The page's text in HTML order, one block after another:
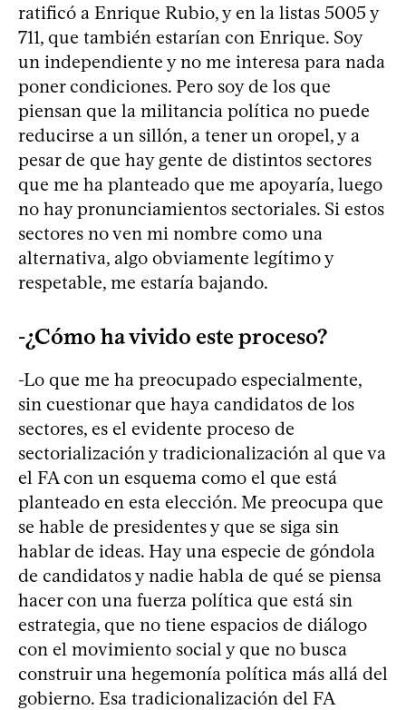
ratificó a Enrique Rubio, y en la listas 5005 y
711, que también estarían con Enrique. Soy
un independiente y no me interesa para nada
poner condiciones. Pero soy de los que
piensan que la militancia política no puede
reducirse a un sillón, a tener un oropel, y a
pesar de que hay gente de distintos sectores
que me ha planteado que me apoyaría, luego
no hay pronunciamientos sectoriales. Si estos
sectores no ven mi nombre como una
alternativa, algo obviamente legítimo y
respetable, me estaría bajando.
-¿Cómo ha vivido este proceso?
-Lo que me ha preocupado especialmente,
sin cuestionar que haya candidatos de los
sectores, es el evidente proceso de
sectorialización y tradicionalización al que va
el FA con un esquema como el que está
planteado en esta elección. Me preocupa que
se hable de presidentes y que se siga sin
hablar de ideas. Hay una especie de góndola
de candidatos y nadie habla de qué se piensa
hacer con una fuerza política que está sin
estrategia, que no tiene espacios de diálogo
con el movimiento social y que no busca
construir una hegemonía política más allá del
gobierno. Esa tradicionalización del FA